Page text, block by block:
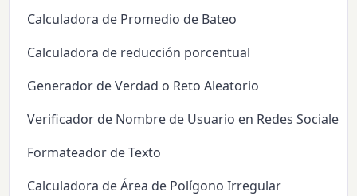
Calculadora de Promedio de Bateo
Calculadora de reducción porcentual
Generador de Verdad o Reto Aleatorio
Verificador de Nombre de Usuario en Redes Sociales
Formateador de Texto
Calculadora de Área de Polígono Irregular